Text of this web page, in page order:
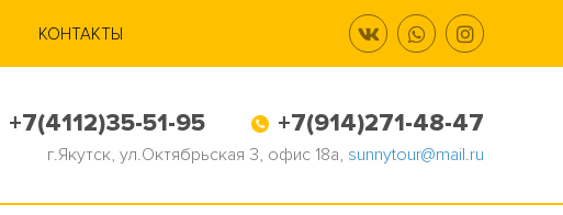
КОНТАКТЫ
+7(4112)35-51-95 +7(914)271-48-47
г.Якутск, ул.Октябрьская 3, офис 18а, sunnytour@mail.ru